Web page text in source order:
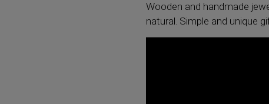
Wooden and handmade
natural. Simple and unique